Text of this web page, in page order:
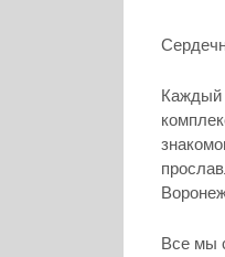
Каждый
Все мы